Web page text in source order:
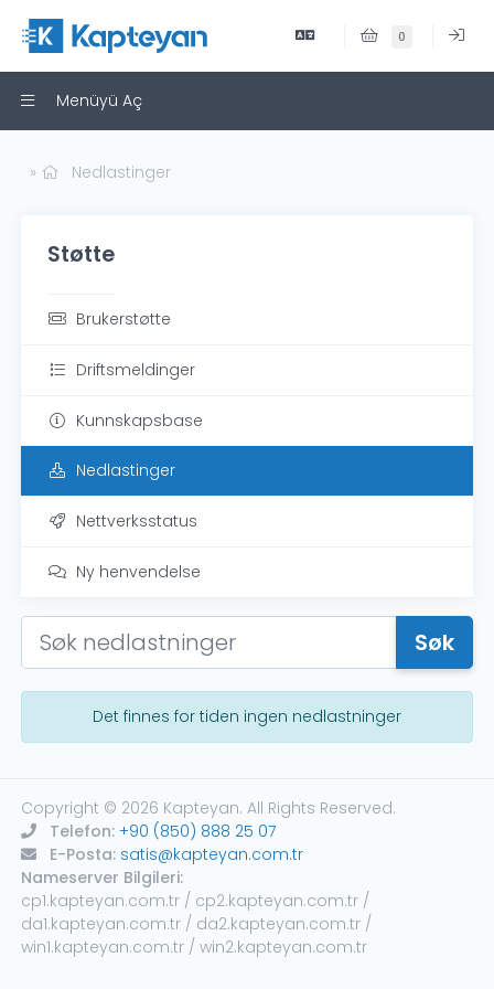
0
Menüyü Aç
Nedlastinger
Støtte
Brukerstøtte
Driftsmeldinger
Kunnskapsbase
Nedlastinger
Nettverksstatus
Ny henvendelse
Søk
Det finnes for tiden ingen nedlastninger
Copyright © 2026 Kapteyan. All Rights Reserved.
Telefon: +90 (850) 888 25 07
E-Posta: satis@kapteyan.com.tr
Nameserver Bilgileri:
cp1.kapteyan.com.tr / cp2.kapteyan.com.tr /
da1.kapteyan.com.tr / da2.kapteyan.com.tr /
win1.kapteyan.com.tr / win2.kapteyan.com.tr